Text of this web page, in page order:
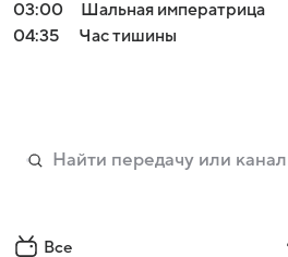
03:00
Шальная императрица
04:35
Час тишины
Все